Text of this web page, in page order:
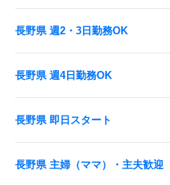
長野県 週2・3日勤務OK
長野県 週4日勤務OK
長野県 即日スタート
長野県 主婦（ママ）・主夫歓迎